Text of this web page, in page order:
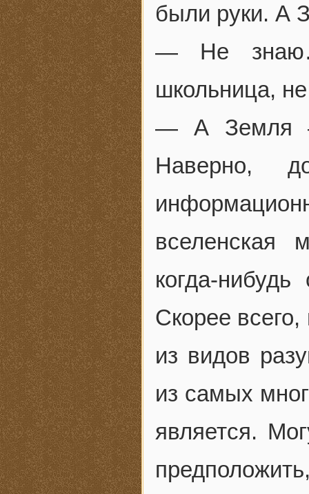
были руки. А
— Не
школьница,
— А Земля
Наверно,
вселенская
когда-
Скорее
из видов
из самых
является.